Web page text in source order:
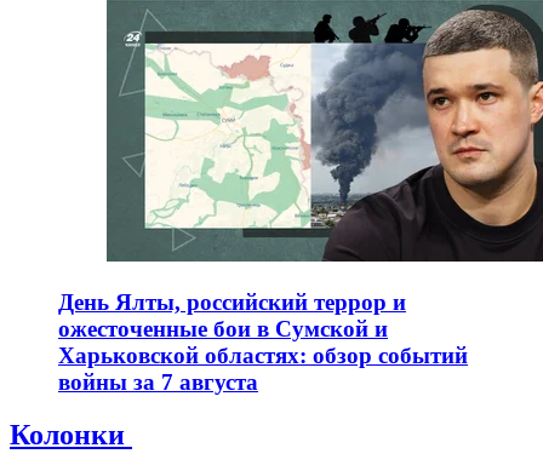
День Ялты, российский террор и
ожесточенные бои в Сумской и
Харьковской областях: обзор событий
войны за 7 августа
Колонки